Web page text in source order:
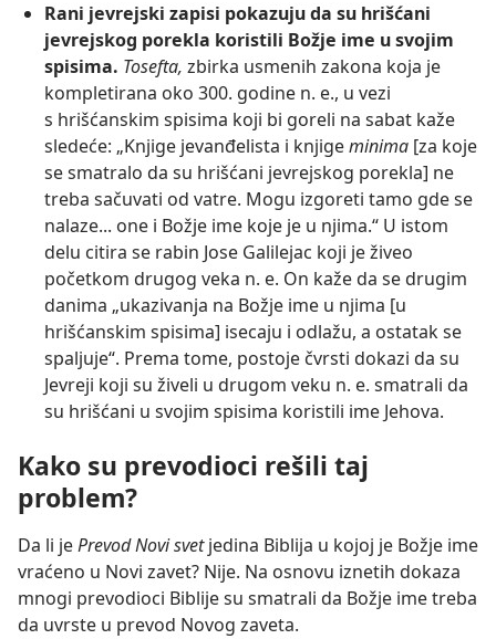
Rani jevrejski zapisi pokazuju da su hrišćani
jevrejskog porekla koristili Božje ime u svojim
spisima. Tosefta, zbirka usmenih zakona koja je
kompletirana oko 300. godine n. e., u vezi
s hrišćanskim spisima koji bi goreli na sabat kaže
sledeće: „Knjige jevanđelista i knjigeminima [za koje
se smatralo da su hrišćani jevrejskog porekla] ne
treba sačuvati od vatre. Mogu izgoreti tamo gde se
nalaze... one i Božje ime koje je u njima.“ U istom
delu citira se rabin Jose Galilejac koji je živeo
početkom drugog veka n. e. On kaže da se drugim
danima „ukazivanja na Božje ime u njima [u
hrišćanskim spisima] isecaju i odlažu, a ostatak se
spaljuje“. Prema tome, postoje čvrsti dokazi da su
Jevreji koji su živeli u drugom veku n. e. smatrali da
su hrišćani u svojim spisima koristili ime Jehova.
Kako su prevodioci rešili taj
problem?
Da li jePrevod Novi svetjedina Biblija u kojoj je Božje ime
vraćeno u Novi zavet? Nije. Na osnovu iznetih dokaza
mnogi prevodioci Biblije su smatrali da Božje ime treba
da uvrste u prevod Novog zaveta.